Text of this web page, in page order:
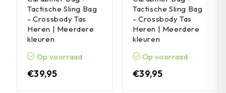
Tactische Sling Bag
- Crossbody Tas
Heren | Meerdere
kleuren
Op voorraad
€39,95
Tactische Sling Bag
- Crossbody Tas
Heren | Meerdere
kleuren
Op voorraad
€39,95